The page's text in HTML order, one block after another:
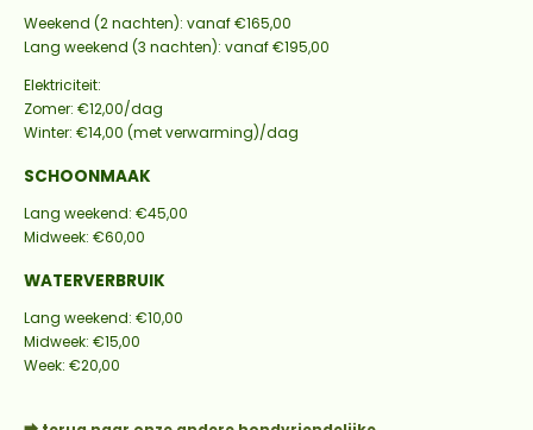
Weekend (2 nachten): vanaf €165,00
Lang weekend (3 nachten): vanaf €195,00
Elektriciteit:
Zomer: €12,00/dag
Winter: €14,00 (met verwarming)/dag
SCHOONMAAK
Lang weekend: €45,00
Midweek: €60,00
WATERVERBRUIK
Lang weekend: €10,00
Midweek: €15,00
Week: €20,00